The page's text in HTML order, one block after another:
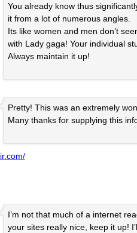
You already know thus
it from a lot of numerous angles.
Its like women and men don’t
with Lady gaga! Your individual
Always maintain it up!
Pretty! This was an extremely
Many thanks for supplying this
I’m not that much of a internet
your sites really nice, keep it up!